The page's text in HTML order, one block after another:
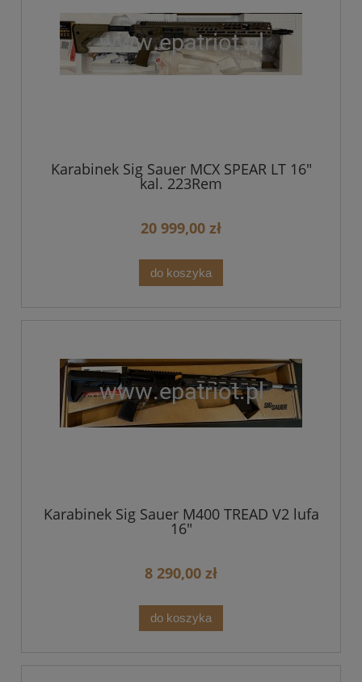
Karabinek Sig Sauer MCX SPEAR LT 16"
kal. 223Rem
20 999,00 zł
do koszyka
Karabinek Sig Sauer M400 TREAD V2 lufa
16"
8 290,00 zł
do koszyka